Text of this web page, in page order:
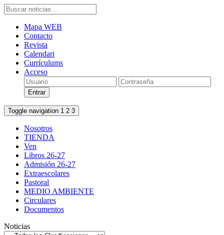
Mapa WEB
Contacto
Revista
Calendari
Currículums
Acceso
Toggle navigation 1 2 3
Nosotros
TIENDA
Ven
Libros 26-27
Admisión 26-27
Extraescolares
Pastoral
MEDIO AMBIENTE
Circulares
Documentos
Noticias